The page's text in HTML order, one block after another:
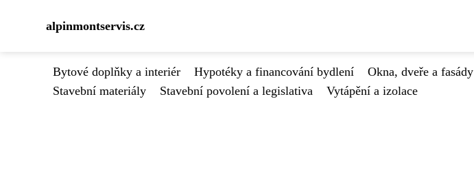
alpinmontservis.cz
Bytové doplňky a interiér Hypotéky a financování bydlení Okna, dveře a fasády
Stavební materiály
Stavební povolení a legislativa Vytápění a izolace